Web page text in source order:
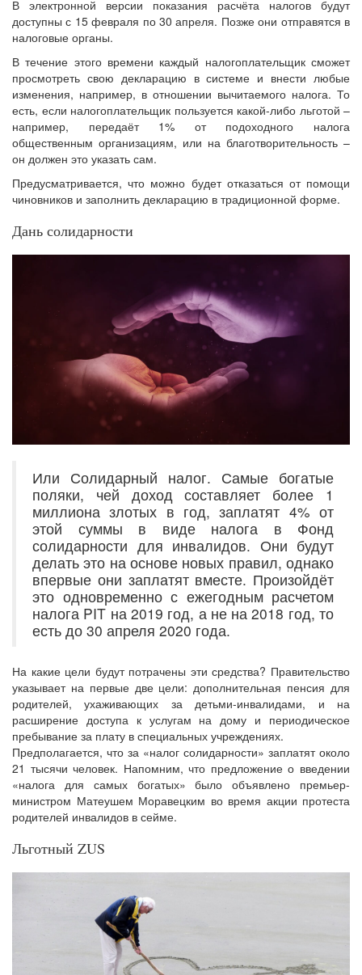
В электронной версии показания расчёта налогов будут
доступны с 15 февраля по 30 апреля. Позже они отправятся в
налоговые органы.
В течение этого времени каждый налогоплательщик сможет
просмотреть свою декларацию в системе и внести любые
изменения, например, в отношении вычитаемого налога. То
есть, если налогоплательщик пользуется какой-либо льготой –
например, передаёт 1% от подоходного налога
общественным организациям, или на благотворительность –
он должен это указать сам.
Предусматривается, что можно будет отказаться от помощи
чиновников и заполнить декларацию в традиционной форме.
Дань солидарности
Или Солидарный налог. Самые богатые
поляки, чей доход составляет более 1
миллиона злотых в год, заплатят 4% от
этой суммы в виде налога в Фонд
солидарности для инвалидов. Они будут
делать это на основе новых правил, однако
впервые они заплатят вместе. Произойдёт
это одновременно с ежегодным расчетом
налога PIT на 2019 год, а не на 2018 год, то
есть до 30 апреля 2020 года.
На какие цели будут потрачены эти средства? Правительство
указывает на первые две цели: дополнительная пенсия для
родителей, ухаживающих за детьми-инвалидами, и на
расширение доступа к услугам на дому и периодическое
пребывание за плату в специальных учреждениях.
Предполагается, что за «налог солидарности» заплатят около
21 тысячи человек. Напомним, что предложение о введении
«налога для самых богатых» было объявлено премьер-
министром Матеушем Моравецким во время акции протеста
родителей инвалидов в сейме.
Льготный ZUS